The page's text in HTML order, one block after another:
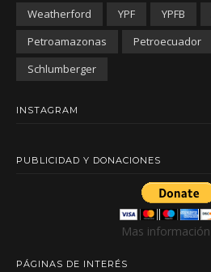
Weatherford
YPF YPFB
Petroamazonas
Petroecuador
Schlumberger
INSTAGRAM
PUBLICIDAD Y DONACIONES
Mas información
PÁGINAS DE INTERÉS